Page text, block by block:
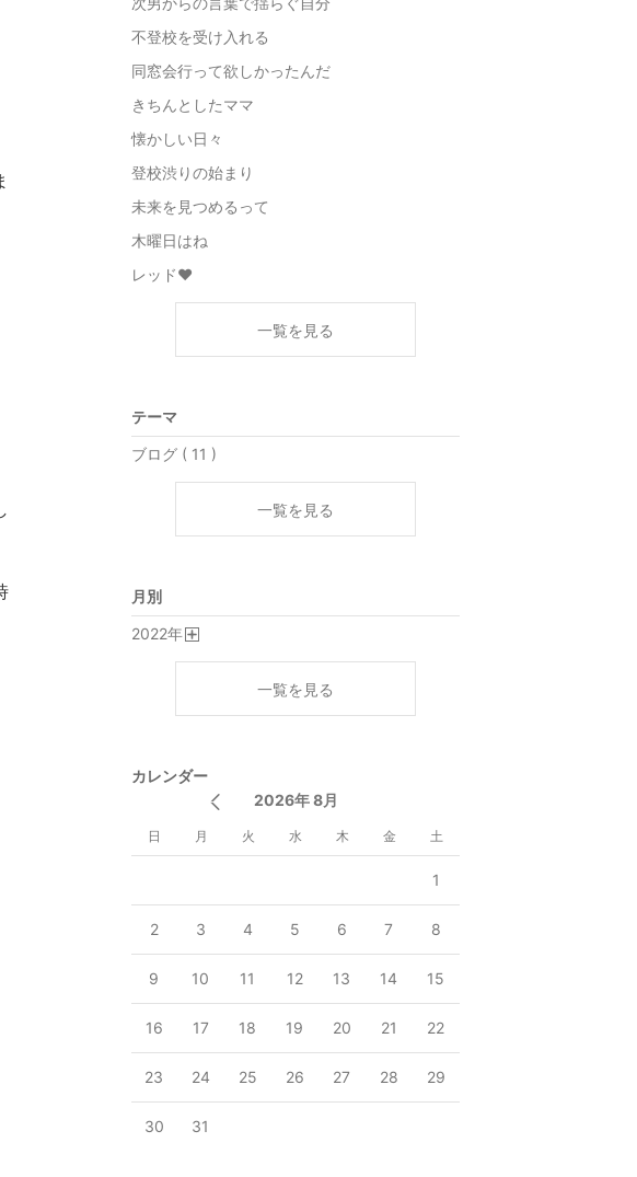
不登校を受け入れる
同窓会行って欲しかったんだ
きちんとしたママ
懐かしい日々
登校渋りの始まり
未来を見つめるって
木曜日はね
レッド♥️
一覧を見る
テーマ
ブログ ( 11 )
一覧を見る
月別
2022年
一覧を見る
カレンダー
2026年 8月
日 月 火 水 木 金 土
1
2 3 4 5 6 7 8
9 10 11 12 13 14 15
16 17 18 19 20 21 22
23 24 25 26 27 28 29
30 31